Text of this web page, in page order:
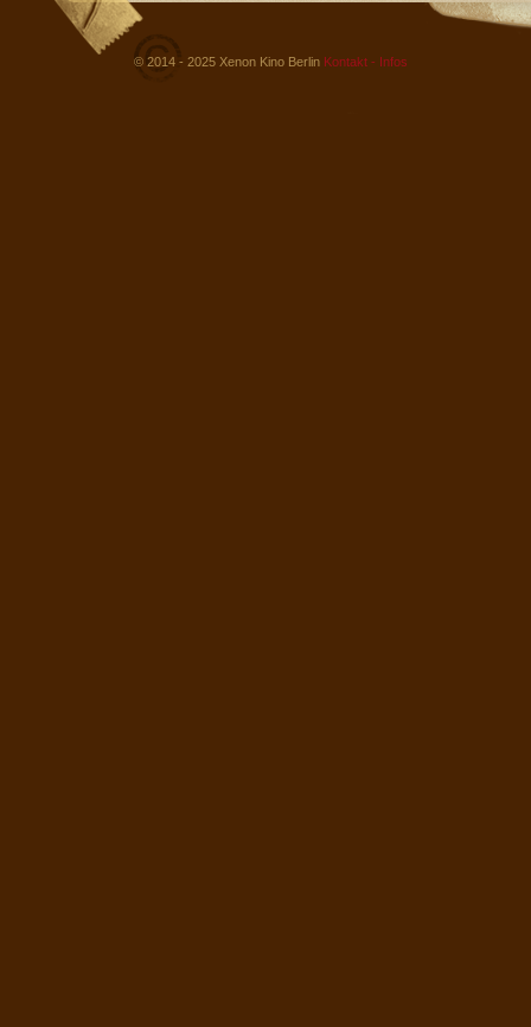
© 2014 - 2025 Xenon Kino Berlin Kontakt - Infos